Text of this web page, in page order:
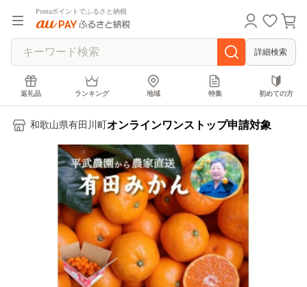
Pontaポイントでふるさと納税
詳細検索
返礼品 ランキング 地域 特集 初めての方
和歌山県有田川町 オンラインワンストップ申請対象